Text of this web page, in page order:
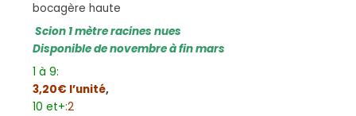
bocagère haute
Scion 1 mètre racines nues
Disponible de novembre à fin mars
1 à 9:
3,20€ l’unité,
10 et+:2